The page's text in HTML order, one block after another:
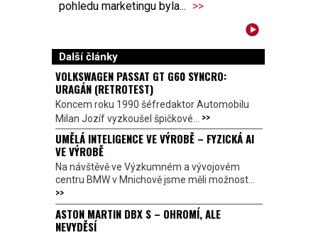
pohledu marketingu byla... >>
Další články
VOLKSWAGEN PASSAT GT G60 SYNCRO:
URAGÁN (RETROTEST)
Koncem roku 1990 šéfredaktor Automobilu
Milan Jozíf vyzkoušel špičkové... >>
UMĚLÁ INTELIGENCE VE VÝROBĚ – FYZICKÁ AI
VE VÝROBĚ
Na návštěvě ve Výzkumném a vývojovém
centru BMW v Mnichově jsme měli možnost...
>>
ASTON MARTIN DBX S – OHROMÍ, ALE
NEVYDĚSÍ